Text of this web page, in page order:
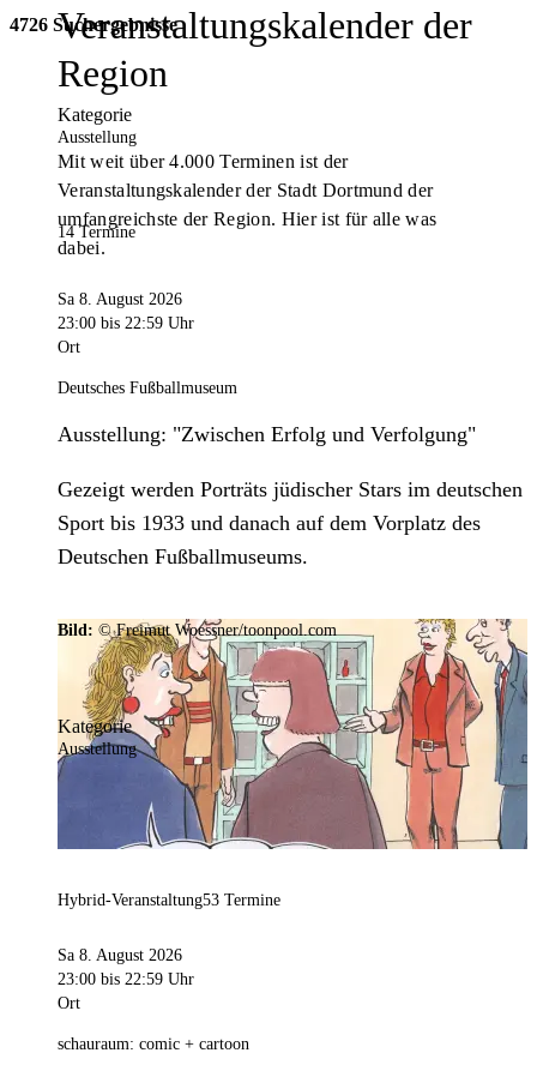
Veranstaltungskalender der
Region
Mit weit über 4.000 Terminen ist der
Veranstaltungskalender der Stadt Dortmund der
umfangreichste der Region. Hier ist für alle was
dabei.
4726 Suchergebnisse
Kategorie
Ausstellung
14 Termine
Sa 8. August 2026
23:00 bis 22:59 Uhr
Ort
Deutsches Fußballmuseum
Ausstellung: "Zwischen Erfolg und Verfolgung"
Gezeigt werden Porträts jüdischer Stars im deutschen
Sport bis 1933 und danach auf dem Vorplatz des
Deutschen Fußballmuseums.
Bild: © Freimut Woessner/toonpool.com
Kategorie
Ausstellung
Hybrid-Veranstaltung53 Termine
Sa 8. August 2026
23:00 bis 22:59 Uhr
Ort
schauraum: comic + cartoon